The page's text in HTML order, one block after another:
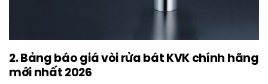
2. Bảng báo giá vòi rửa bát KVK chính hãng
mới nhất 2026